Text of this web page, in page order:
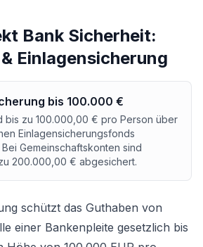
Bank Sicherheit:
Einlagensicherung
bis 100.000 €
bis zu 100.000,00 € pro Person über
Einlagensicherungsfonds
Gemeinschaftskonten sind
200.000,00 € abgesichert.
schützt das Guthaben von
einer Bankenpleite gesetzlich bis